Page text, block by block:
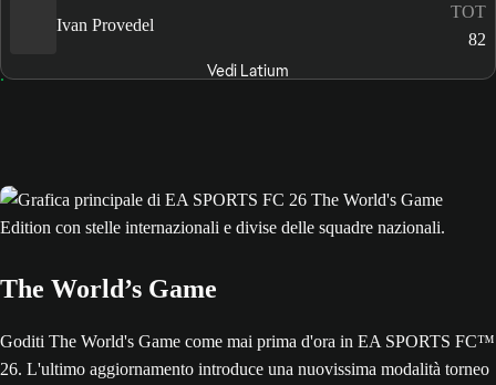
Ivan Provedel
TOT
82
Vedi Latium
The World’s Game
Goditi The World's Game come mai prima d'ora in EA SPORTS FC™
26. L'ultimo aggiornamento introduce una nuovissima modalità torneo